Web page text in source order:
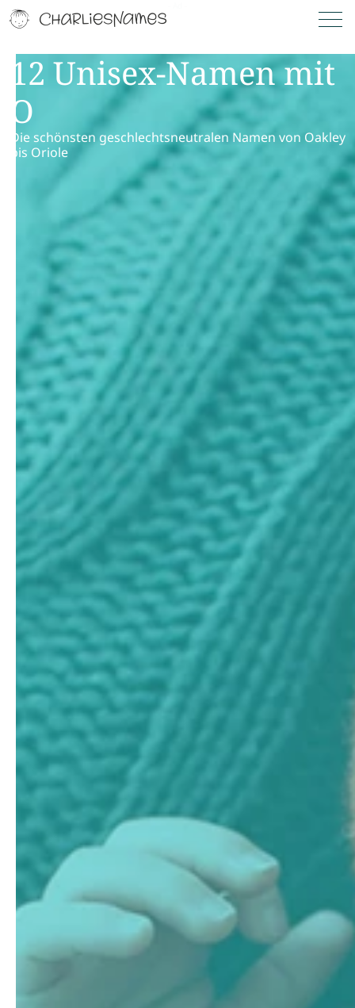
12 Unisex-Namen mit
O
Die schönsten geschlechtsneutralen Namen von Oakley
bis Oriole